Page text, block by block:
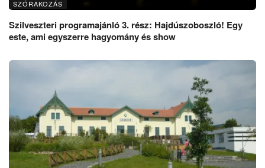
SZÓRAKOZÁS
Szilveszteri programajánló 3. rész: Hajdúszoboszló! Egy
este, ami egyszerre hagyomány és show